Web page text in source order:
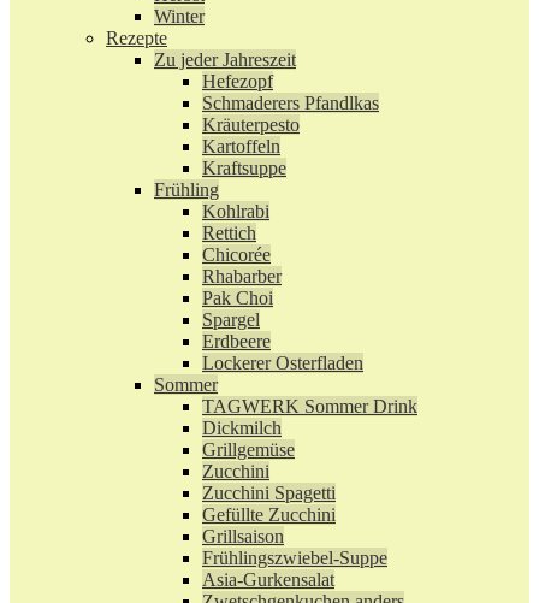
Winter
Rezepte
Zu jeder Jahreszeit
Hefezopf
Schmaderers Pfandlkas
Kräuterpesto
Kartoffeln
Kraftsuppe
Frühling
Kohlrabi
Rettich
Chicorée
Rhabarber
Pak Choi
Spargel
Erdbeere
Lockerer Osterfladen
Sommer
TAGWERK Sommer Drink
Dickmilch
Grillgemüse
Zucchini
Zucchini Spagetti
Gefüllte Zucchini
Grillsaison
Frühlingszwiebel-Suppe
Asia-Gurkensalat